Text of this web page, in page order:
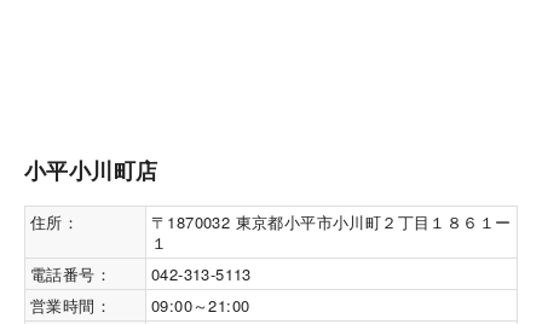
小平小川町店
住所：
〒1870032 東京都小平市小川町２丁目１８６１ー
１
電話番号：
042-313-5113
営業時間：
09:00～21:00